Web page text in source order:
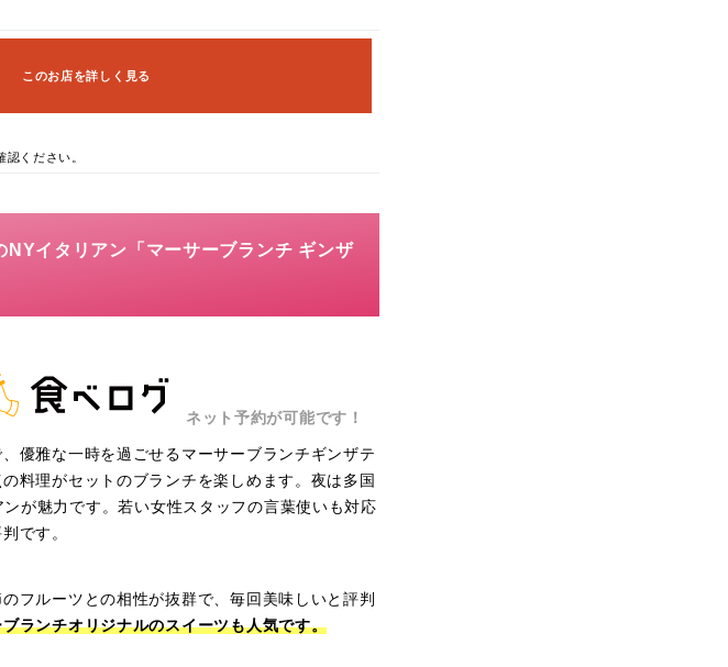
このお店を詳しく見る
ください。
イタリアン「マーサーブランチ ギンザ
ネット予約が可能です！
優雅な一時を過ごせるマーサーブランチギンザテ
料理がセットのブランチを楽しめます。夜は多国
が魅力です。若い女性スタッフの言葉使いも対応
です。
フルーツとの相性が抜群で、毎回美味しいと評判
ランチオリジナルのスイーツも人気です。